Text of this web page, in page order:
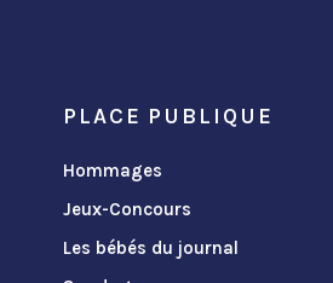
PLACE PUBLIQUE
Hommages
Jeux-Concours
Les bébés du journal